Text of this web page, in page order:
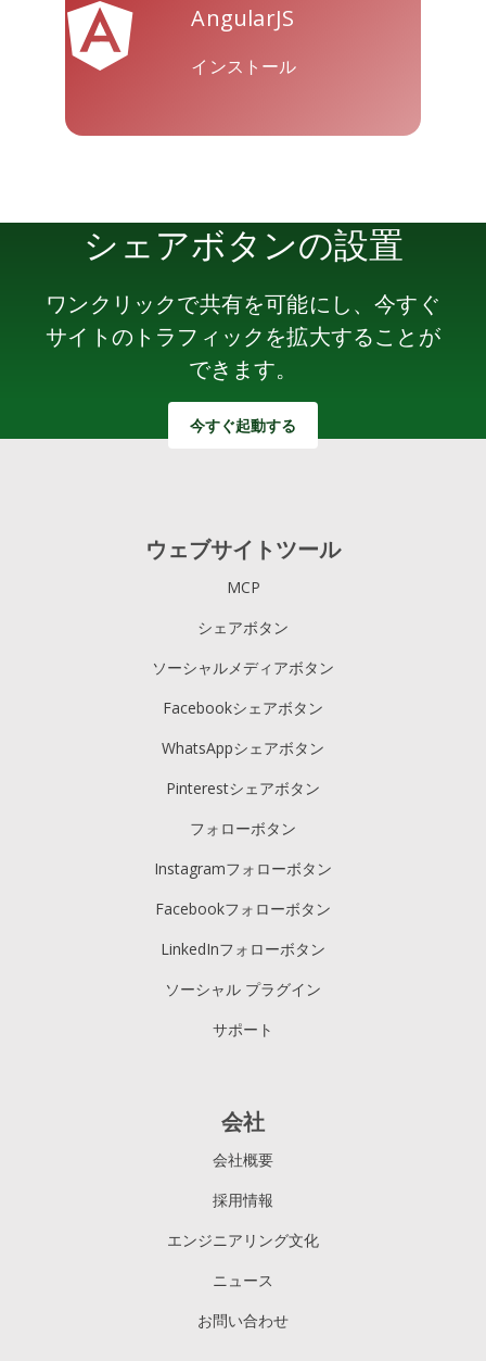
AngularJS
インストール
シェアボタンの設置
ワンクリックで共有を可能にし、今すぐ
サイトのトラフィックを拡大することが
できます。
今すぐ起動する
ウェブサイトツール
MCP
シェアボタン
ソーシャルメディアボタン
Facebookシェアボタン
WhatsAppシェアボタン
Pinterestシェアボタン
フォローボタン
Instagramフォローボタン
Facebookフォローボタン
LinkedInフォローボタン
ソーシャル プラグイン
サポート
会社
会社概要
採用情報
エンジニアリング文化
ニュース
お問い合わせ